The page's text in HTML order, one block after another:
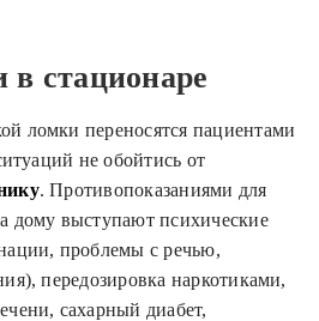
стационаре
ломки переносятся пациентами
не обойтись от
. Противопоказаниями для
дому выступают психические
проблемы с речью,
передозировка наркотиками,
сахарный диабет,